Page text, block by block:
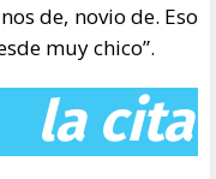
de, novio de. Eso
muy chico”.
la cita